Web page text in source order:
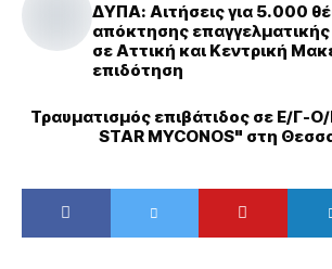
ΔΥΠΑ: Αιτήσεις για 5.000
απόκτησης
σε Αττική και Κεντρική
επιδότηση
Τραυματισμός επιβάτιδος σε Ε/Γ-Ο/
STAR MYCONOS" στη